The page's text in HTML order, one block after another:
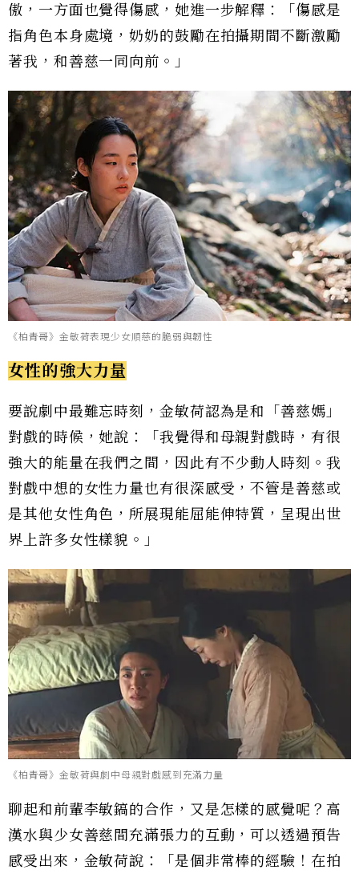
傲，一方面也覺得傷感，她進一步解釋：「傷感是
指角色本身處境，奶奶的鼓勵在拍攝期間不斷激勵
著我，和善慈一同向前。」
《柏青哥》金敏荷表現少女順慈的脆弱與韌性
女性的強大力量
要說劇中最難忘時刻，金敏荷認為是和「善慈媽」
對戲的時候，她說：「我覺得和母親對戲時，有很
強大的能量在我們之間，因此有不少動人時刻。我
對戲中想的女性力量也有很深感受，不管是善慈或
是其他女性角色，所展現能屈能伸特質，呈現出世
界上許多女性樣貌。」
《柏青哥》金敏荷與劇中母親對戲感到充滿力量
聊起和前輩李敏鎬的合作，又是怎樣的感覺呢？高
漢水與少女善慈間充滿張力的互動，可以透過預告
感受出來，金敏荷說：「是個非常棒的經驗！在拍